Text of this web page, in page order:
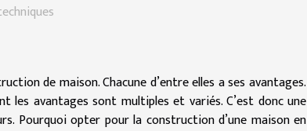
de maison. Chacune d’entre elles a ses avantages.
avantages sont multiples et variés. C’est donc une
Pourquoi opter pour la construction d’une maison en